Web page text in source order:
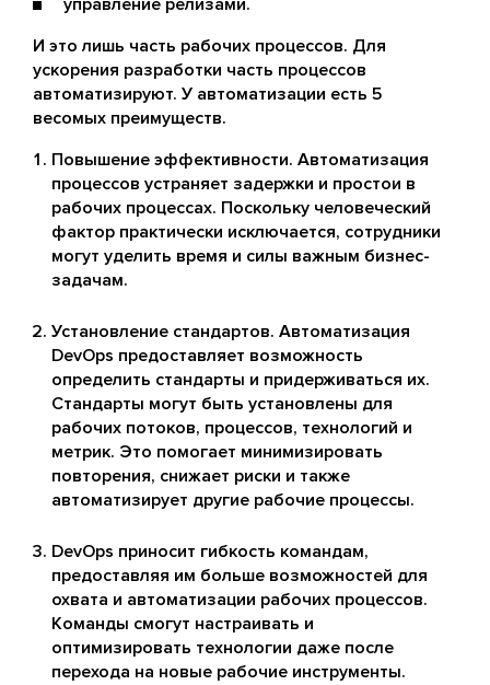
управление релизами.
И это лишь часть рабочих процессов. Для
ускорения разработки часть процессов
автоматизируют. У автоматизации есть 5
весомых преимуществ.
Повышение эффективности. Автоматизация
процессов устраняет задержки и простои в
рабочих процессах. Поскольку человеческий
фактор практически исключается, сотрудники
могут уделить время и силы важным бизнес-
задачам.
Установление стандартов. Автоматизация
DevOps предоставляет возможность
определить стандарты и придерживаться их.
Стандарты могут быть установлены для
рабочих потоков, процессов, технологий и
метрик. Это помогает минимизировать
повторения, снижает риски и также
автоматизирует другие рабочие процессы.
DevOps приносит гибкость командам,
предоставляя им больше возможностей для
охвата и автоматизации рабочих процессов.
Команды смогут настраивать и
оптимизировать технологии даже после
перехода на новые рабочие инструменты.